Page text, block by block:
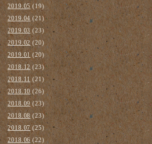
2019.05(19)
2019.04 (21)
2019.03(23)
2019.02(20)
2019.01 (20)
2018.12 (23)
2018.11(21)
2018.10(26)
2018.09(23)
2018.08 (23)
2018.07(25)
2018.06(22)